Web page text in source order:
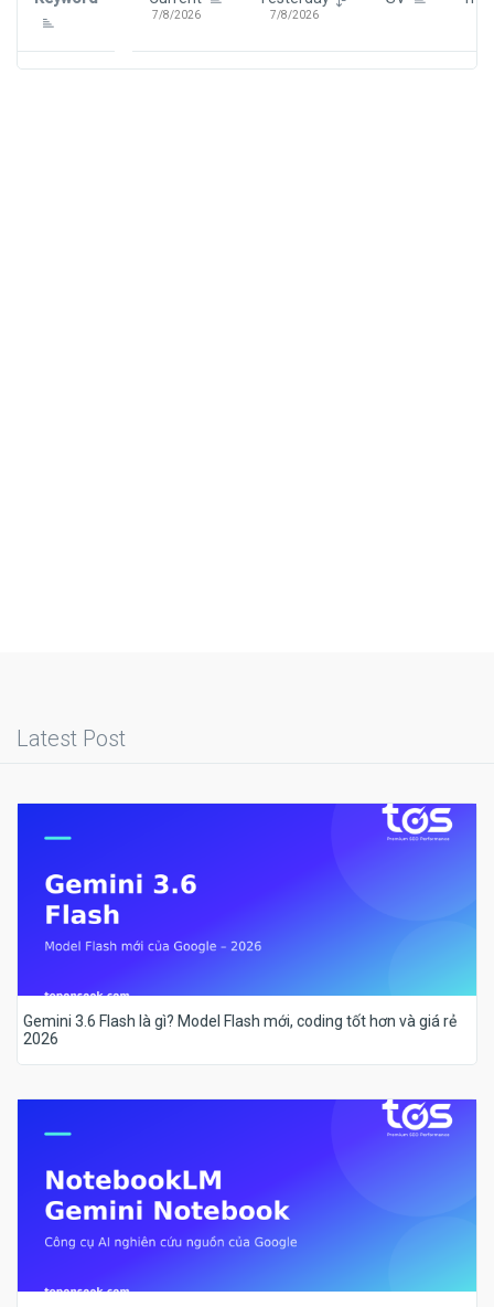
7/8/2026 7/8/2026
Latest Post
Gemini 3.6 Flash là gì? Model Flash mới, coding tốt hơn và giá rẻ
2026